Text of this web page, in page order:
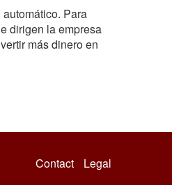
Para
dirigen la empresa
más dinero en
Contact Legal